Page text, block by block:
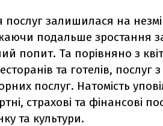
послуг залишилася на
подальше зростання
попит. Та порівняно з
та готелів, послуг
послуг. Натомість
страхові та фінансові
та культури.